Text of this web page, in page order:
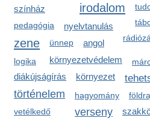
irodalom
színház
pedagógia nyelvtanulás
zene ünnep angol
környezetvédelem
diákújságírás
logika
környezet
történelem hagyomány
verseny
vetélkedő